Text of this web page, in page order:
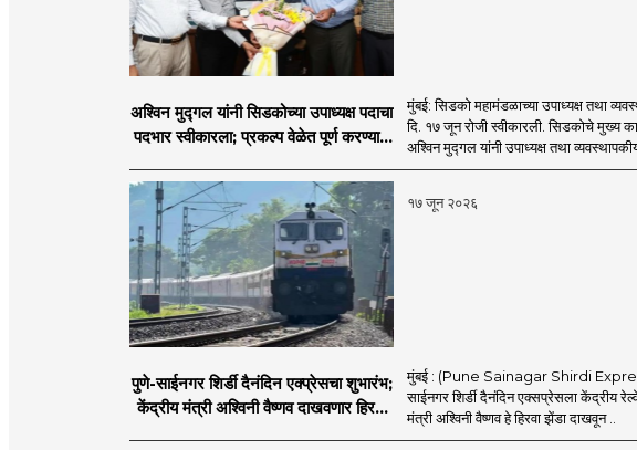
अश्विन मुद्गल यांनी सिडकोच्या उपाध्यक्ष पदाचा
पदभार स्वीकारला; प्रकल्प वेळेत पूर्ण करण्यास
मुंबई: सिडको महामंडळाच्या उपाध्यक्ष तथा
दि. १७ जून रोजी स्वीकारली. सिडकोचे मुख्य
अश्विन मुद्गल यांनी उपाध्यक्ष तथा
१७ जून २०२६
पुणे-साईनगर शिर्डी दैनंदिन एक्प्रेसचा शुभारंभ;
केंद्रीय मंत्री अश्विनी वैष्णव दाखवणार हिरवा
मुंबई : (Pune Sainagar Shirdi
साईनगर शिर्डी दैनंदिन एक्सप्रेसला केंद्रीय
मंत्री अश्विनी वैष्णव हे हिरवा झेंडा दाखवून ..